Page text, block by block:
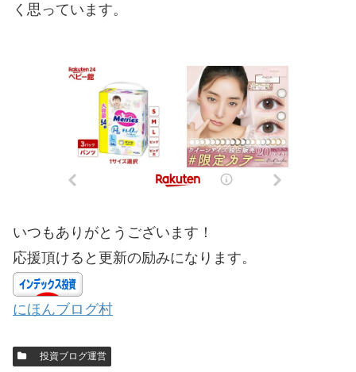
く思っています。
いつもありがとうございます！
応援頂けると更新の励みになります。
にほんブログ村
投資ブログ運営